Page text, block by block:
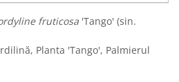
fruticosa 'Tango' (sin.
Planta 'Tango', Palmierul